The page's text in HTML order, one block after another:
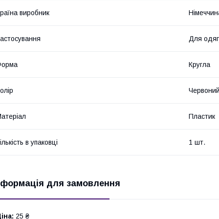
виробник
Для
Кругла
Червоний
Пластик
в упаковці 1 шт.
для замовлення
25 ₴